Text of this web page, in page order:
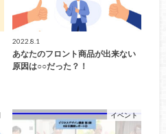
2022.8.1
あなたのフロント商品が出来ない
原因は○○だった？！
イベント